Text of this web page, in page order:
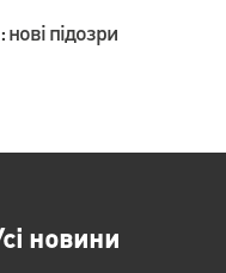
підозри
новини